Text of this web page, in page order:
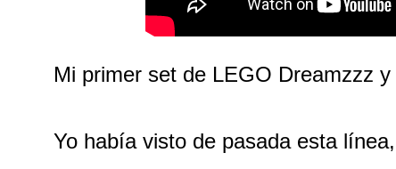
Mi primer set de LEGO Dreamzzz
Yo había visto de pasada esta